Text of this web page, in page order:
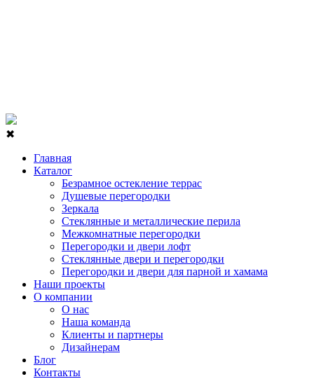
✖
Главная
Каталог
Безрамное остекление террас
Душевые перегородки
Зеркала
Стеклянные и металлические перила
Межкомнатные перегородки
Перегородки и двери лофт
Стеклянные двери и перегородки
Перегородки и двери для парной и хамама
Наши проекты
О компании
О нас
Наша команда
Клиенты и партнеры
Дизайнерам
Блог
Контакты